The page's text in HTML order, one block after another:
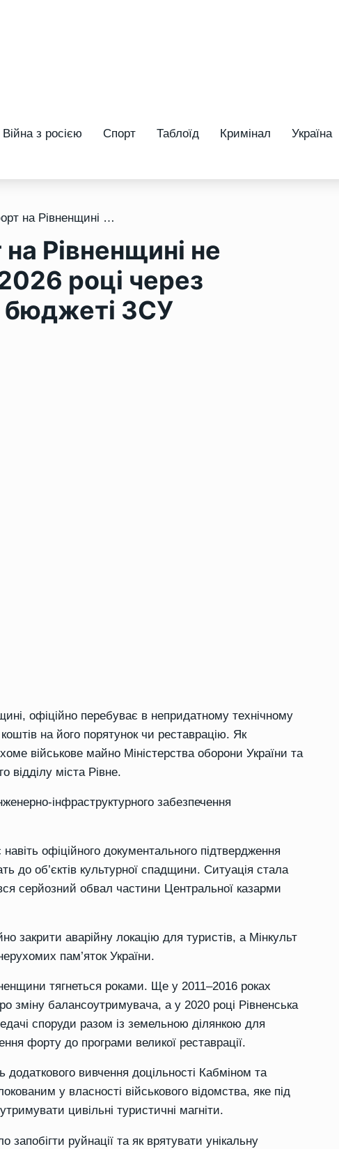
Війна з росією Спорт Таблоїд Кримінал Україна
/ Тараканівський форт на Рівненщині не відновлюватимуть у 2026 році через відсутність грошей у бюджеті ЗСУ
Рівненщині не
році через
бюджеті ЗСУ
офіційно перебуває в непридатному технічному
на його порятунок чи реставрацію. Як
військове майно Міністерства оборони України та
відділу міста Рівне.
інфраструктурного забезпечення
офіційного документального підтвердження
до об’єктів культурної спадщини. Ситуація стала
серйозний обвал частини Центральної казарми
закрити аварійну локацію для туристів, а Мінкульт
пам’яток України.
тягнеться роками. Ще у 2011–2016 роках
зміну балансоутримувача, а у 2020 році Рівненська
споруди разом із земельною ділянкою для
форту до програми великої реставрації.
додаткового вивчення доцільності Кабміном та
у власності військового відомства, яке під
цивільні туристичні магніти.
руйнації та як врятувати унікальну